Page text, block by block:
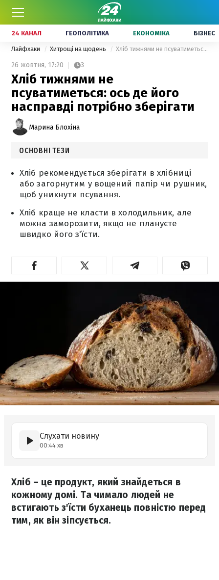
24 КАНАЛ ГЕОПОЛІТИКА ЕКОНОМІКА БІЗНЕС
Лайфхаки Хитрощі на щодень Хліб тижнями не псуватиметься: ось де його насправді потрібно зберігати
26 жовтня, 17:20 3
Хліб тижнями не
псуватиметься: ось де його
насправді потрібно зберігати
Марина Блохіна
ОСНОВНІ ТЕЗИ
Хліб рекомендується зберігати в хлібниці
або загорнутим у вощений папір чи рушник,
щоб уникнути псування.
Хліб краще не класти в холодильник, але
можна заморозити, якщо не плануєте
швидко його з'їсти.
Слухати новину
00:44 хв
Хліб – це продукт, який знайдеться в
кожному домі. Та чимало людей не
встигають з'їсти буханець повністю перед
тим, як він зіпсується.